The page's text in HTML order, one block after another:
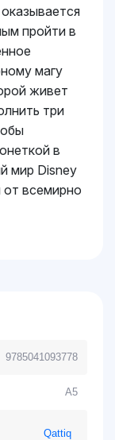
пройти в
магу
живет
три
в
мир Disney
от всемирно
9785041093778
A5
Qattiq